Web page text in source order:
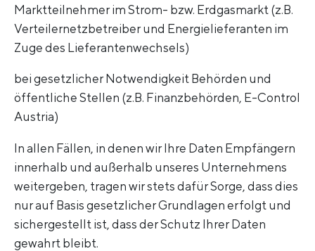
Marktteilnehmer im Strom- bzw. Erdgasmarkt (z.B.
Verteilernetzbetreiber und Energielieferanten im
Zuge des Lieferantenwechsels)
bei gesetzlicher Notwendigkeit Behörden und
öffentliche Stellen (z.B. Finanzbehörden, E-Control
Austria)
In allen Fällen, in denen wir Ihre Daten Empfängern
innerhalb und außerhalb unseres Unternehmens
weitergeben, tragen wir stets dafür Sorge, dass dies
nur auf Basis gesetzlicher Grundlagen erfolgt und
sichergestellt ist, dass der Schutz Ihrer Daten
gewahrt bleibt.